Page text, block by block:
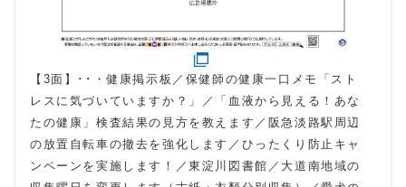
【3面】･･・健康掲示板／保健師の健康一口メモ「スト
レスに気づいていますか？」／「血液から見える！あな
たの健康」検査結果の見方を教えます／阪急淡路駅周辺
の放置自転車の撤去を強化します／ひったくり防止キャ
ンペーンを実施します！／東淀川図書館／大道南地域の